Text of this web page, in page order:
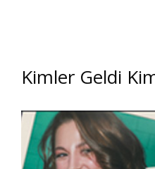
Kimler Geldi